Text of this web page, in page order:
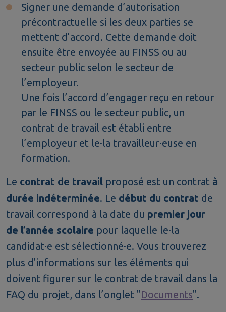
Signer une demande d’autorisation
précontractuelle si les deux parties se
mettent d’accord. Cette demande doit
ensuite être envoyée au FINSS ou au
secteur public selon le secteur de
l’employeur.
Une fois l’accord d’engager reçu en retour
par le FINSS ou le secteur public, un
contrat de travail est établi entre
l’employeur et le·la travailleur·euse en
formation.
Le contrat de travail proposé est un contrat à
durée indéterminée. Le début du contrat de
travail correspond à la date du premier jour
de l’année scolaire pour laquelle le·la
candidat·e est sélectionné·e. Vous trouverez
plus d’informations sur les éléments qui
doivent figurer sur le contrat de travail dans la
FAQ du projet, dans l’onglet "Documents".